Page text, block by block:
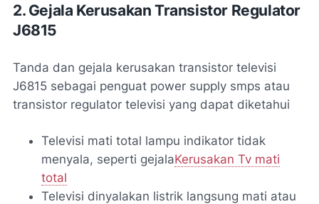
2. Gejala Kerusakan Transistor Regulator
J6815
Tanda dan gejala kerusakan transistor televisi
J6815 sebagai penguat power supply smps atau
transistor regulator televisi yang dapat diketahui
Televisi mati total lampu indikator tidak
menyala, seperti gejalaKerusakan Tv mati
total
Televisi dinyalakan listrik langsung mati atau